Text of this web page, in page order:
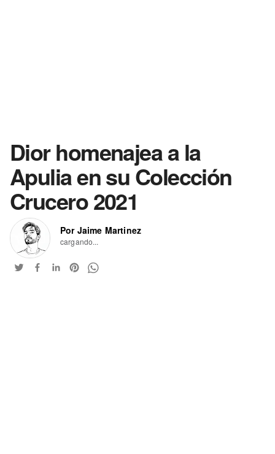
Dior homenajea a la
Apulia en su Colección
Crucero 2021
Por Jaime Martinez
cargando...